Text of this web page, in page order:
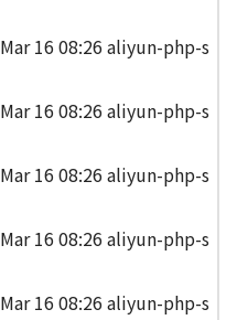
16 08:26 aliyun-php-s
16 08:26 aliyun-php-s
16 08:26 aliyun-php-s
16 08:26 aliyun-php-s
16 08:26 aliyun-php-s